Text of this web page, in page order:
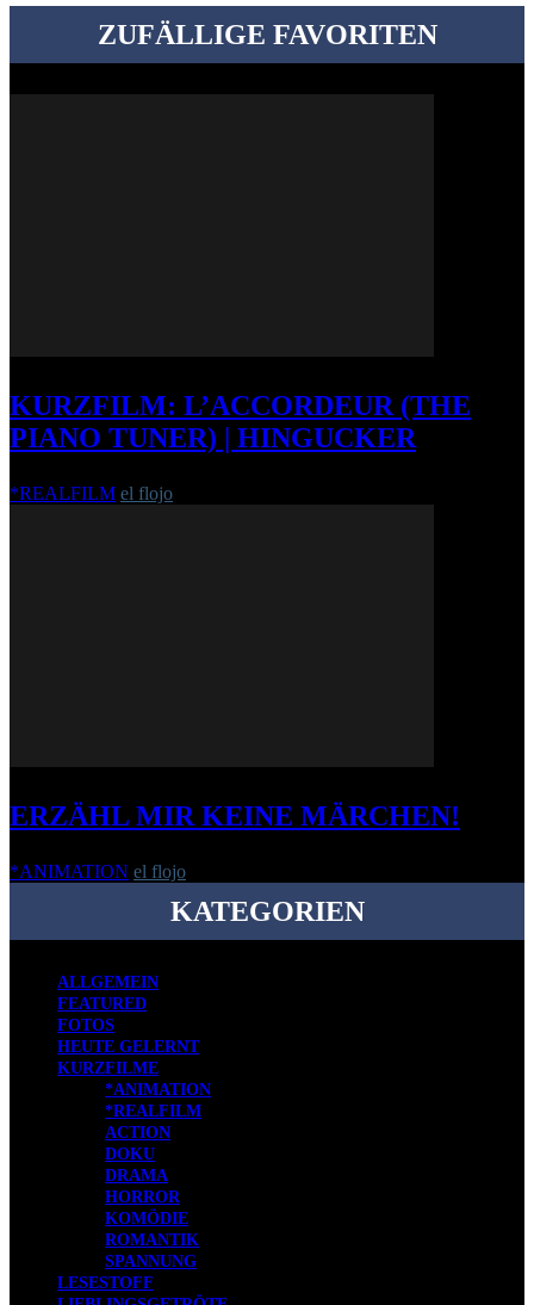
ZUFÄLLIGE FAVORITEN
KURZFILM: L’ACCORDEUR (THE
PIANO TUNER) | HINGUCKER
*REALFILM el flojo
ERZÄHL MIR KEINE MÄRCHEN!
*ANIMATION el flojo
KATEGORIEN
ALLGEMEIN
FEATURED
FOTOS
HEUTE GELERNT
KURZFILME
*ANIMATION
*REALFILM
ACTION
DOKU
DRAMA
HORROR
KOMÖDIE
ROMANTIK
SPANNUNG
LESESTOFF